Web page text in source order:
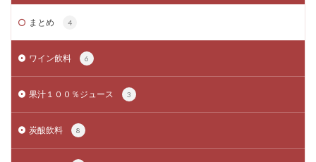
まとめ 4
ワイン飲料 6
果汁１００％ジュース 3
炭酸飲料 8